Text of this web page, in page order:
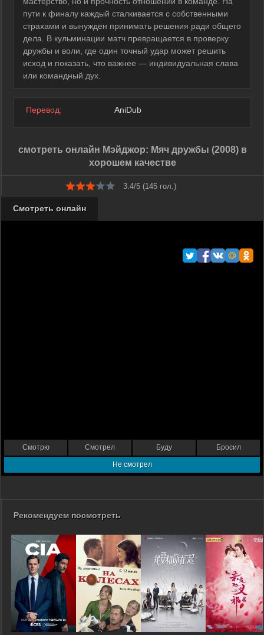
пути к финалу каждый сталкивается с собственными
страхами и вынужден принимать решения ради общего
дела. В кульминации матч превращается в проверку
дружбы и воли, где один точный удар может решить
исход и показать, что важнее — индивидуальная слава
или командный дух.
Перевод: AniDub
смотреть онлайн Мэйджор: Мяч дружбы (2008) в
хорошем качестве
3.4/5 (145гол.)
Смотреть онлайн
Смотрю Смотрел Буду Бросил
Не смотрел
Рекомендуем посмотреть